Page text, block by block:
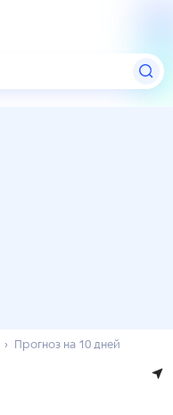
Прогноз на 10 дней